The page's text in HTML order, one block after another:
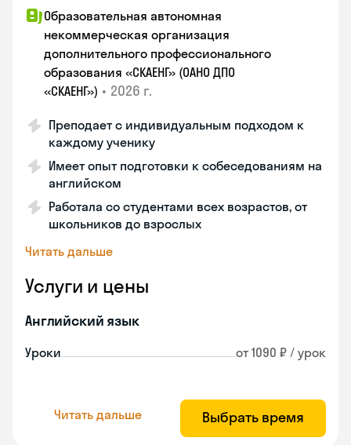
Образовательная автономная
некоммерческая организация
дополнительного профессионального
образования «СКАЕНГ» (ОАНО ДПО
«СКАЕНГ») • 2026 г.
Преподает с индивидуальным подходом к
каждому ученику
Имеет опыт подготовки к собеседованиям на
английском
Работала со студентами всех возрастов, от
школьников до взрослых
Читать дальше
Услуги и цены
Английский язык
Уроки от 1090 ₽ / урок
Читать дальше Выбрать время